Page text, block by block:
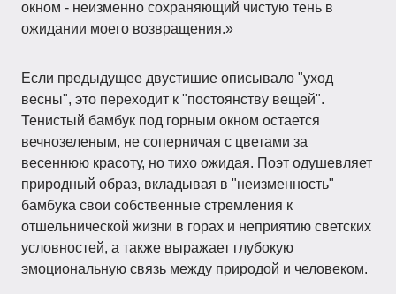
окном - неизменно сохраняющий чистую тень в
ожидании моего возвращения.»
Если предыдущее двустишие описывало "уход
весны", это переходит к "постоянству вещей".
Тенистый бамбук под горным окном остается
вечнозеленым, не соперничая с цветами за
весеннюю красоту, но тихо ожидая. Поэт одушевляет
природный образ, вкладывая в "неизменность"
бамбука свои собственные стремления к
отшельнической жизни в горах и неприятию светских
условностей, а также выражает глубокую
эмоциональную связь между природой и человеком.